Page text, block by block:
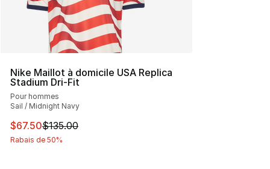
Nike Maillot à domicile USA Replica
Stadium Dri-Fit
Pour hommes
Sail / Midnight Navy
Cet article est en solde. Le prix est passé de $135.00 à
$67.50$135.00
Rabais de 50%